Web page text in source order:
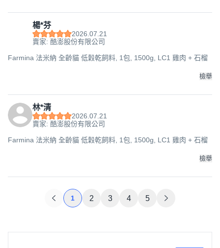
楊*芬
2026.07.21
賣家: 酷澎股份有限公司
Farmina 法米納 全齡貓 低穀乾飼料, 1包, 1500g, LC1 雞肉 + 石榴
檢舉
林*清
2026.07.21
賣家: 酷澎股份有限公司
Farmina 法米納 全齡貓 低穀乾飼料, 1包, 1500g, LC1 雞肉 + 石榴
檢舉
1 2 3 4 5